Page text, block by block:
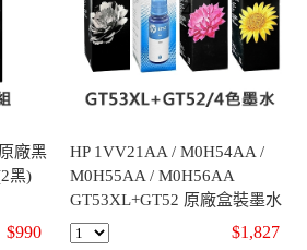
廠黑
黑)
$990
HP 1VV21AA / M0H54AA /
M0H55AA / M0H56AA
GT53XL+GT52 原廠盒裝墨水
組(1黑3彩)
$1,827